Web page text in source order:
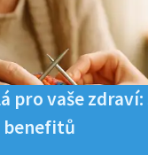
pro vaše zdraví:
benefitů